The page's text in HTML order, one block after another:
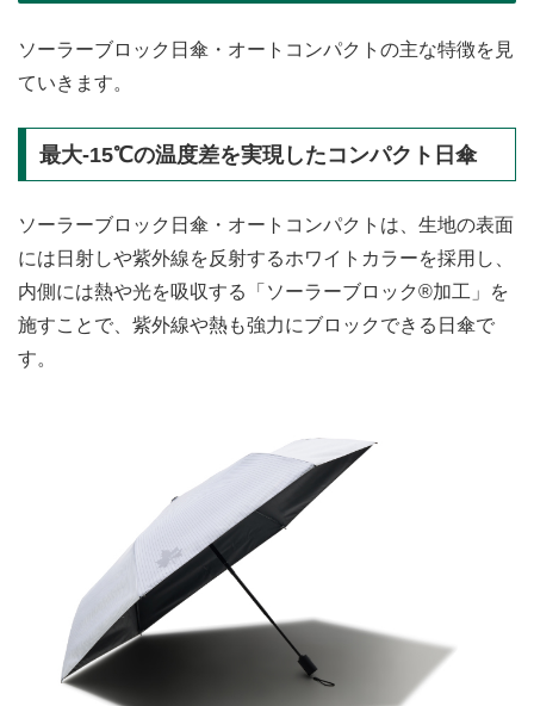
ソーラーブロック日傘・オートコンパクトの主な特徴を見
ていきます。
最大-15℃の温度差を実現したコンパクト日傘
ソーラーブロック日傘・オートコンパクトは、生地の表面
には日射しや紫外線を反射するホワイトカラーを採用し、
内側には熱や光を吸収する「ソーラーブロック®加工」を
施すことで、紫外線や熱も強力にブロックできる日傘で
す。